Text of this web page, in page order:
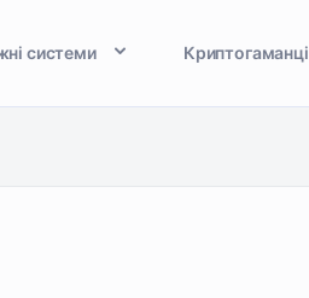
системи Криптогаманці